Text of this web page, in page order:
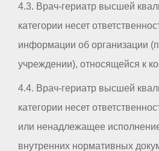
4.3. Врач-гериатр высшей
категории несет
информации об организации
учреждении), относящейся к
4.4. Врач-гериатр высшей
категории несет
или ненадлежащее
внутренних нормативных